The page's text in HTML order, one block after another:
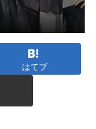
はてブ